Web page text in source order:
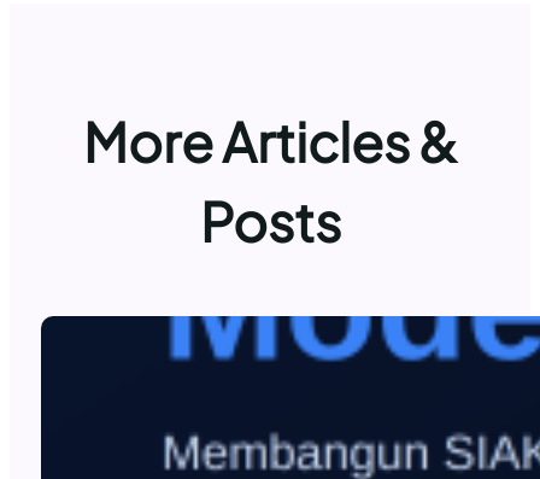
More Articles &
Posts